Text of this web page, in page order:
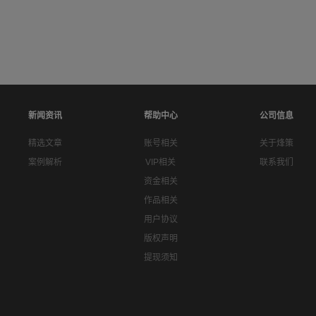
新闻资讯
精选文章
案例解析
帮助中心
账号相关
VIP相关
资金相关
作品相关
用户协议
版权声明
提现须知
公司信息
关于烽策
联系我们